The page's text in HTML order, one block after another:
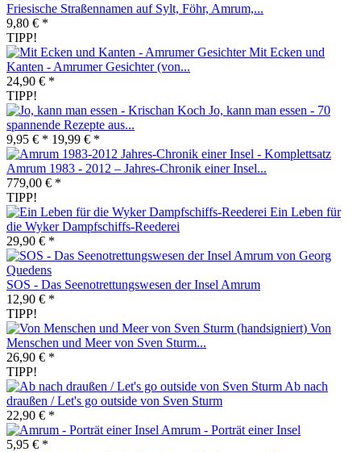
Friesische Straßennamen auf Sylt, Föhr, Amrum,...
9,80 € *
TIPP!
Mit Ecken und
Kanten - Amrumer Gesichter (von...
24,90 € *
TIPP!
Jo, kann man essen - 70
spannende Rezepte aus...
9,95 € * 19,99 € *
Amrum 1983 - 2012 – Jahres-Chronik einer Insel...
779,00 € *
TIPP!
Ein Leben für
die Wyker Dampfschiffs-Reederei
29,90 € *
SOS - Das Seenotrettungswesen der Insel Amrum
12,90 € *
TIPP!
Von
Menschen und Meer von Sven Sturm...
26,90 € *
TIPP!
Ab nach
draußen / Let's go outside von Sven Sturm
22,90 € *
Amrum - Porträt einer Insel
5,95 € *